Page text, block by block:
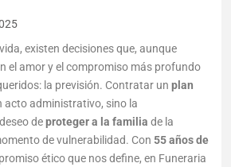
existen decisiones que, aunque
el amor y el compromiso más profundo
la previsión. Contratar unplan
acto administrativo, sino la
deproteger a la familia de la
de vulnerabilidad. Con55 años de
ético que nos define, en Funeraria